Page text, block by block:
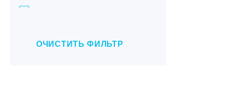
Екатеринбург, ГЛЦ «Уктус»
ОЧИСТИТЬ ФИЛЬТР